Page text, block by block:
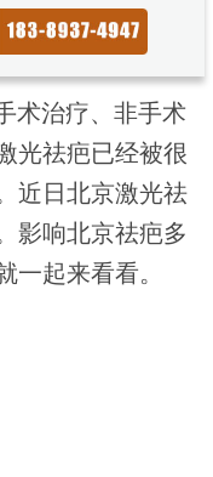
术治疗、非手术
光祛疤已经被很
近日北京激光祛
影响北京祛疤多
一起来看看。